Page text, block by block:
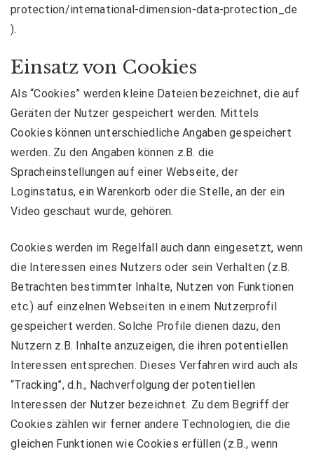
protection/international-dimension-data-protection_de
).
Einsatz von Cookies
Als “Cookies” werden kleine Dateien bezeichnet, die auf
Geräten der Nutzer gespeichert werden. Mittels
Cookies können unterschiedliche Angaben gespeichert
werden. Zu den Angaben können z.B. die
Spracheinstellungen auf einer Webseite, der
Loginstatus, ein Warenkorb oder die Stelle, an der ein
Video geschaut wurde, gehören.
Cookies werden im Regelfall auch dann eingesetzt, wenn
die Interessen eines Nutzers oder sein Verhalten (z.B.
Betrachten bestimmter Inhalte, Nutzen von Funktionen
etc.) auf einzelnen Webseiten in einem Nutzerprofil
gespeichert werden. Solche Profile dienen dazu, den
Nutzern z.B. Inhalte anzuzeigen, die ihren potentiellen
Interessen entsprechen. Dieses Verfahren wird auch als
“Tracking”, d.h., Nachverfolgung der potentiellen
Interessen der Nutzer bezeichnet. Zu dem Begriff der
Cookies zählen wir ferner andere Technologien, die die
gleichen Funktionen wie Cookies erfüllen (z.B., wenn